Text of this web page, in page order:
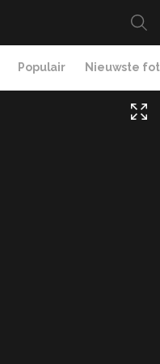
Populair Nieuwste